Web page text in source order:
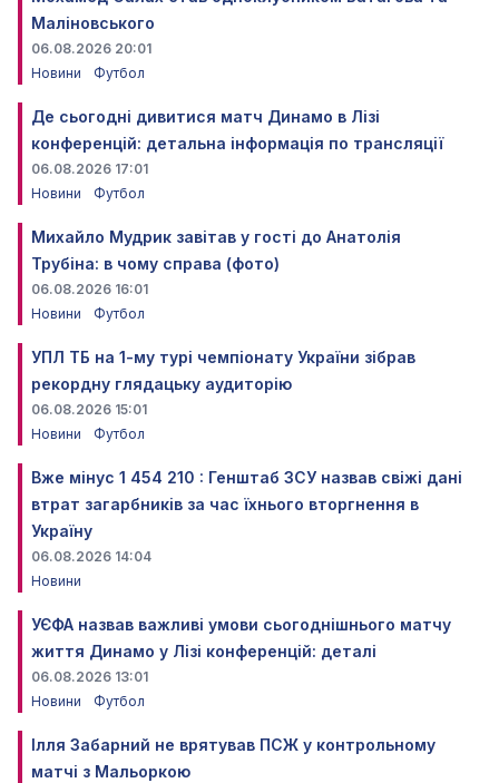
Маліновського
06.08.2026 20:01
Новини
Футбол
Де сьогодні дивитися матч Динамо в Лізі
конференцій: детальна інформація по трансляції
06.08.2026 17:01
Новини
Футбол
Михайло Мудрик завітав у гості до Анатолія
Трубіна: в чому справа (фото)
06.08.2026 16:01
Новини
Футбол
УПЛ ТБ на 1-му турі чемпіонату України зібрав
рекордну глядацьку аудиторію
06.08.2026 15:01
Новини
Футбол
Вже мінус 1 454 210 : Генштаб ЗСУ назвав свіжі дані
втрат загарбників за час їхнього вторгнення в
Україну
06.08.2026 14:04
Новини
УЄФА назвав важливі умови сьогоднішнього матчу
життя Динамо у Лізі конференцій: деталі
06.08.2026 13:01
Новини
Футбол
Ілля Забарний не врятував ПСЖ у контрольному
матчі з Мальоркою